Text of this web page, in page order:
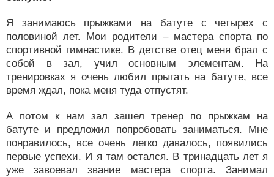
Я занимаюсь прыжками на батуте с четырех с
половиной лет. Мои родители – мастера спорта по
спортивной гимнастике. В детстве отец меня брал с
собой в зал, учил основным элементам. На
тренировках я очень любил прыгать на батуте, все
время ждал, пока меня туда отпустят.
А потом к нам зал зашел тренер по прыжкам на
батуте и предложил попробовать заниматься. Мне
понравилось, все очень легко давалось, появились
первые успехи. И я там остался. В тринадцать лет я
уже завоевал звание мастера спорта. Занимал